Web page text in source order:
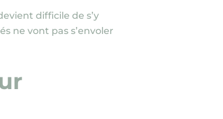
difficile de s’y
ne vont pas s’envoler